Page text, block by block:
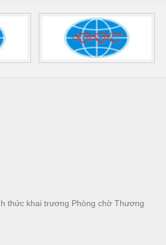
thức khai trương Phòng chờ Thương